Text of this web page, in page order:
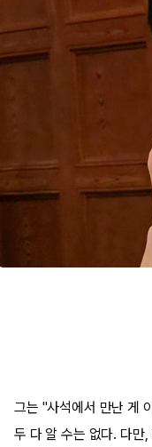
그는 "사석에서 만난 게
두 다 알 수는 없다. 다만